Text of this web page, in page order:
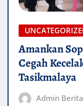
Amankan
Cegah
Tasikmalaya
Admin Berita